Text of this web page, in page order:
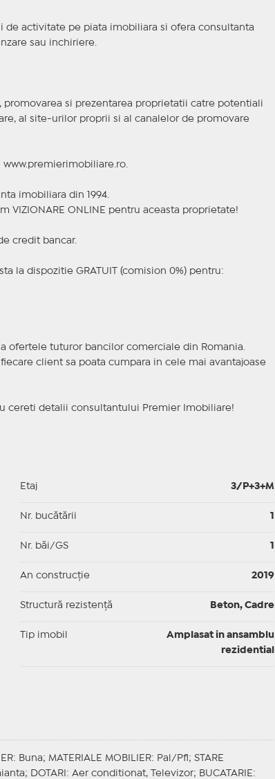
de activitate pe piata imobiliara si ofera consultanta
sau inchiriere.
promovarea si prezentarea proprietatii catre potentiali
al site-urilor proprii si al canalelor de promovare
imobiliara din 1994.
VIZIONARE ONLINE pentru aceasta proprietate!
credit bancar.
la dispozitie GRATUIT (comision 0%) pentru:
ofertele tuturor bancilor comerciale din Romania.
client sa poata cumpara in cele mai avantajoase
cereti detalii consultantului Premier Imobiliare!
Etaj 3/P+3+M
Nr. bucătării
Nr. băi/GS
An construcție 2019
Structură rezistență Beton, Cadre
Tip imobil
Amplasat in ansamblu
rezidential
: Buna; MATERIALE MOBILIER: Pal/Pfl; STARE
DOTARI : Aer conditionat, Televizor; BUCATARIE :